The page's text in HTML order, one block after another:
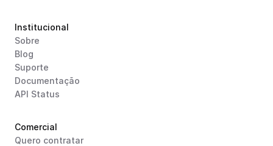
Institucional
Sobre
Blog
Suporte
Documentação
API Status
Comercial
Quero contratar